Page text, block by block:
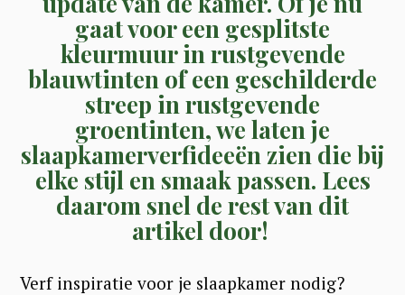
gaat voor een gesplitste
kleurmuur in rustgevende
blauwtinten of een geschilderde
streep in rustgevende
groentinten, we laten je
slaapkamerverfideeën zien die bij
elke stijl en smaak passen. Lees
daarom snel de rest van dit
artikel door!
Verf inspiratie voor je slaapkamer nodig?